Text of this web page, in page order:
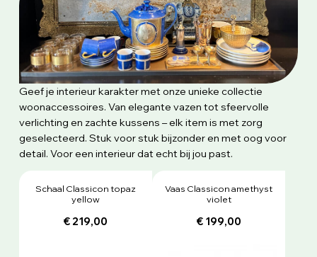
Geef je interieur karakter met onze unieke collectie
woonaccessoires. Van elegante vazen tot sfeervolle
verlichting en zachte kussens – elk item is met zorg
geselecteerd. Stuk voor stuk bijzonder en met oog voor
detail. Voor een interieur dat echt bij jou past.
Schaal Classicon topaz
yellow
€ 219,00
Vaas Classicon amethyst
violet
€ 199,00